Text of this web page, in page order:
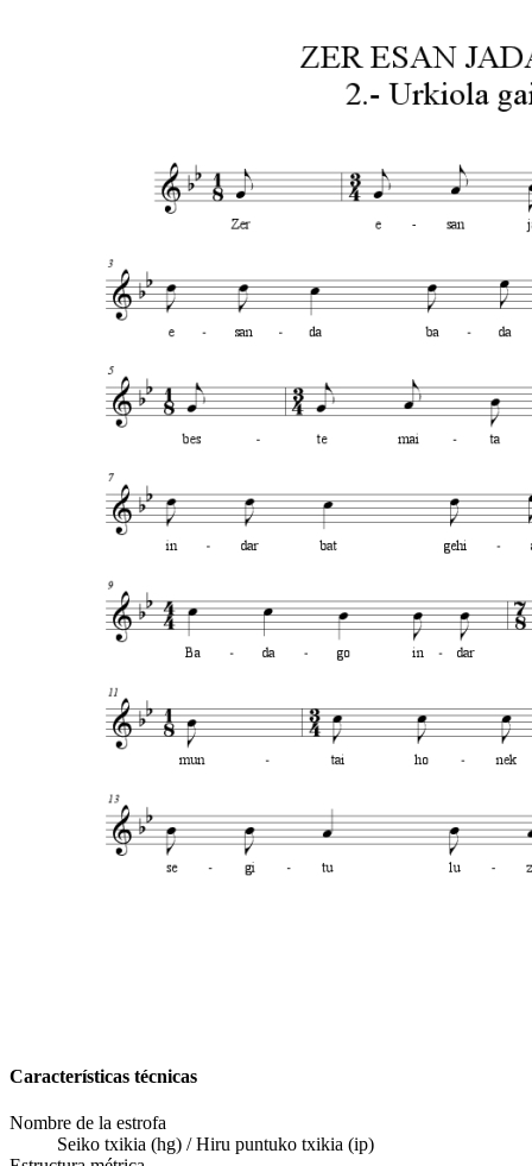
Características técnicas
Nombre de la estrofa
Seiko txikia (hg) / Hiru puntuko txikia (ip)